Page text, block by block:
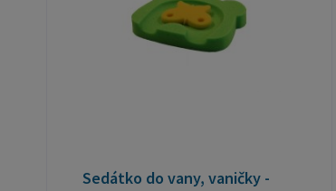
Sedátko do vany, vaničky -